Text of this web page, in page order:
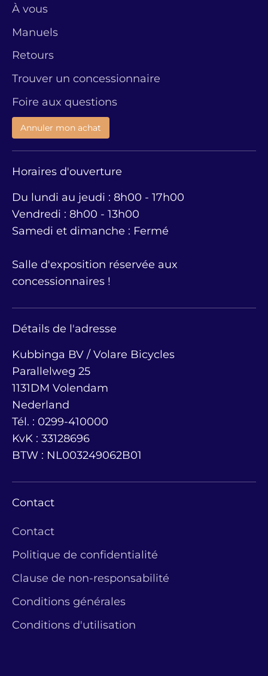
À vous
Manuels
Retours
Trouver un concessionnaire
Foire aux questions
Annuler mon achat
Horaires d'ouverture
Du lundi au jeudi : 8h00 - 17h00
Vendredi : 8h00 - 13h00
Samedi et dimanche : Fermé
Salle d'exposition réservée aux
concessionnaires !
Détails de l'adresse
Kubbinga BV / Volare Bicycles
Parallelweg 25
1131DM Volendam
Nederland
Tél. : 0299-410000
KvK : 33128696
BTW : NL003249062B01
Contact
Contact
Politique de confidentialité
Clause de non-responsabilité
Conditions générales
Conditions d'utilisation